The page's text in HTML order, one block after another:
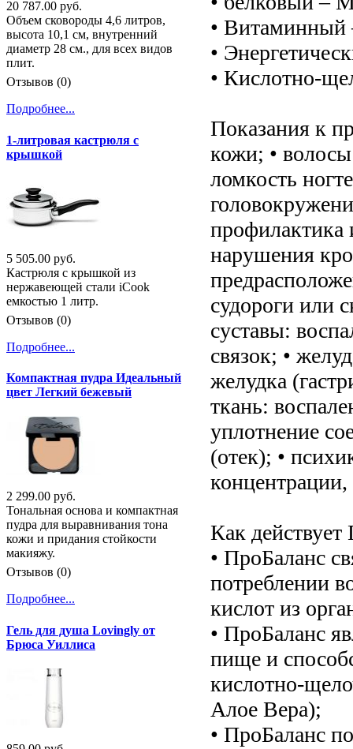
• Витаминный
•
• Кислотно-
Показания к
кожи; •
ломкость
профилактика
нарушения
судороги или
суставы:
связок; •
желудка
ткань:
уплотнение
(отек); •
Как
• ПроБаланс
потреблении
кислот из
• ПроБаланс
пище и
кислотно-
Алое Вера);
• ПроБаланс
20 787.00 руб.
Объем сковороды 4,6 литров,
высота 10,1 см, внутренний
диаметр 28 см., для всех видов
плит.
Отзывов (0)
Подробнее...
1-литровая кастрюля с
крышкой
5 505.00 руб.
Кастрюля c крышкой из
нержавеющей стали iCook
емкостью 1 литр.
Отзывов (0)
Подробнее...
Компактная пудра Идеальный
цвет Легкий бежевый
2 299.00 руб.
Тональная основа и компактная
пудра для выравнивания тона
кожи и придания стойкости
макияжу.
Отзывов (0)
Подробнее...
Гель для душа Lovingly от
Брюса Уиллиса